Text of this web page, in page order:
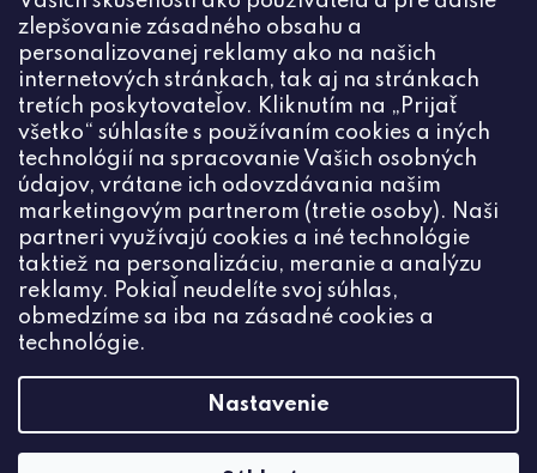
zlepšovanie zásadného obsahu a
personalizovanej reklamy ako na našich
internetových stránkach, tak aj na stránkach
tretích poskytovateľov. Kliknutím na „Prijať
všetko“ súhlasíte s používaním cookies a iných
technológií na spracovanie Vašich osobných
údajov, vrátane ich odovzdávania našim
marketingovým partnerom (tretie osoby). Naši
partneri využívajú cookies a iné technológie
taktiež na personalizáciu, meranie a analýzu
reklamy. Pokiaľ neudelíte svoj súhlas,
obmedzíme sa iba na zásadné cookies a
technológie.
Nastavenie
Kontakt
info @ceske-koralky.sk
+420774444191